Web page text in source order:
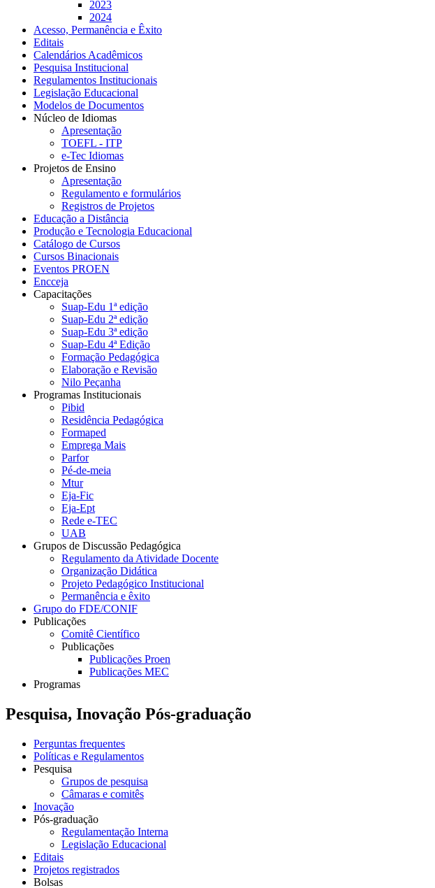
2023
2024
Acesso, Permanência e Êxito
Editais
Calendários Acadêmicos
Pesquisa Institucional
Regulamentos Institucionais
Legislação Educacional
Modelos de Documentos
Núcleo de Idiomas
Apresentação
TOEFL - ITP
e-Tec Idiomas
Projetos de Ensino
Apresentação
Regulamento e formulários
Registros de Projetos
Educação a Distância
Produção e Tecnologia Educacional
Catálogo de Cursos
Cursos Binacionais
Eventos PROEN
Encceja
Capacitações
Suap-Edu 1ª edição
Suap-Edu 2ª edição
Suap-Edu 3ª edição
Suap-Edu 4ª Edição
Formação Pedagógica
Elaboração e Revisão
Nilo Peçanha
Programas Institucionais
Pibid
Residência Pedagógica
Formaped
Emprega Mais
Parfor
Pé-de-meia
Mtur
Eja-Fic
Eja-Ept
Rede e-TEC
UAB
Grupos de Discussão Pedagógica
Regulamento da Atividade Docente
Organização Didática
Projeto Pedagógico Institucional
Permanência e êxito
Grupo do FDE/CONIF
Publicações
Comitê Científico
Publicações
Publicações Proen
Publicações MEC
Programas
Pesquisa, Inovação Pós-graduação
Perguntas frequentes
Políticas e Regulamentos
Pesquisa
Grupos de pesquisa
Câmaras e comitês
Inovação
Pós-graduação
Regulamentação Interna
Legislação Educacional
Editais
Projetos registrados
Bolsas